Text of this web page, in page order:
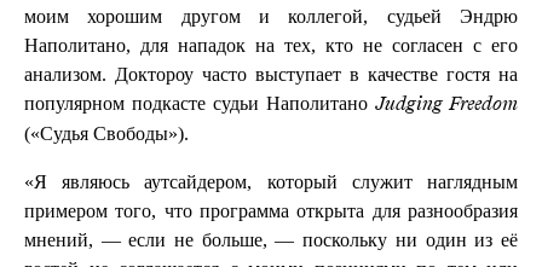
моим хорошим другом и коллегой, судьей Эндрю
Наполитано, для нападок на тех, кто не согласен с его
анализом. Доктороу часто выступает в качестве гостя на
популярном подкасте судьи Наполитано Judging Freedom
(«Судья Свободы»).
«Я являюсь аутсайдером, который служит наглядным
примером того, что программа открыта для разнообразия
мнений, — если не больше, — поскольку ни один из её